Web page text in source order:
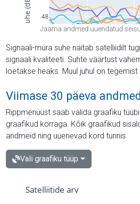
Jaama andmed uuendatud
Signaali-müra suhe näitab satelliidilt
signaali kvaliteeti. Suhte väärtust
loetakse heaks. Muul juhul on tegemist
Viimase 30 päeva
Rippmenüüst saab valida graafiku
graafikud korraga. Kõik graafikud
andmeid ning uuenevad kord tunnis.
Vali graafiku tüüp
Satelliitide arv